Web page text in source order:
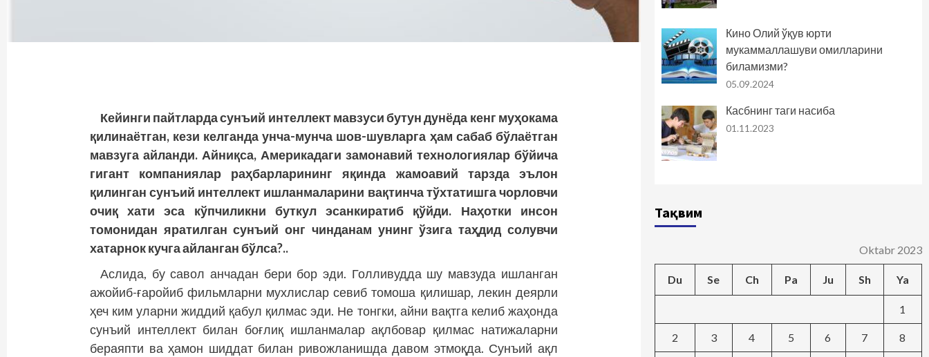
Кейинги пайтларда сунъий интеллект мавзуси бутун дунёда кенг муҳокама
қилинаётган, кези келганда унча-мунча шов-шувларга ҳам сабаб бўлаётган
мавзуга айланди. Айниқса, Америкадаги замонавий технологиялар бўйича
гигант компаниялар раҳбарларининг яқинда жамоавий тарзда эълон
қилинган сунъий интеллект ишланмаларини вақтинча тўхтатишга чорловчи
очиқ хати эса кўпчиликни буткул эсанкиратиб қўйди. Наҳотки инсон
томонидан яратилган сунъий онг чинданам унинг ўзига таҳдид солувчи
хатарнок кучга айланган бўлса?..
Аслида, бу савол анчадан бери бор эди. Голливудда шу мавзуда ишланган
ажойиб-ғаройиб фильмларни мухлислар севиб томоша қилишар, лекин деярли
ҳеч ким уларни жиддий қабул қилмас эди. Не тонгки, айни вақтга келиб жаҳонда
сунъий интеллект билан боғлиқ ишланмалар ақлбовар қилмас натижаларни
бераяпти ва ҳамон шиддат билан ривожланишда давом этмоқда. Сунъий ақл
Кино Олий ўқув юрти
мукаммаллашуви омилларини
биламизми?
05.09.2024
Касбнинг таги насиба
01.11.2023
Тақвим
Oktabr 2023
Du Se Ch Pa Ju Sh Ya
1
2 3 4 5 6 7 8